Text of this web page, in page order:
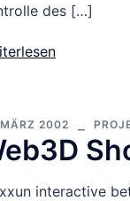
des […]
2002
interactive